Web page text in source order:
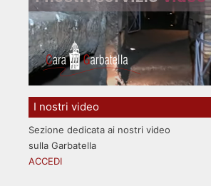
I nostri video
Sezione dedicata ai nostri video
sulla Garbatella
ACCEDI